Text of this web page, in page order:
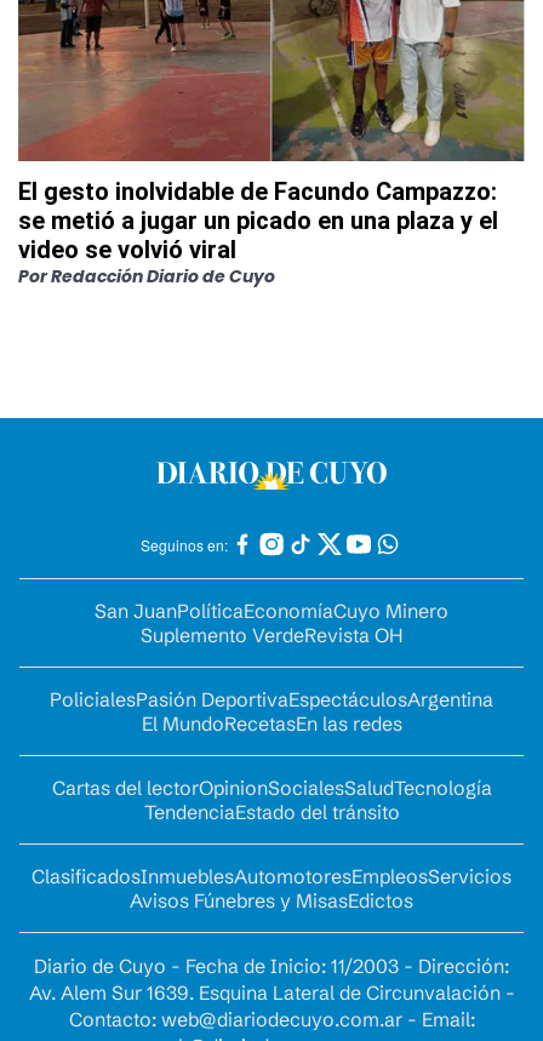
El gesto inolvidable de Facundo Campazzo:
se metió a jugar un picado en una plaza y el
video se volvió viral
PorRedacción Diario de Cuyo
Seguinos en:
San JuanPolíticaEconomíaCuyo Minero
Suplemento VerdeRevista OH
PolicialesPasión DeportivaEspectáculosArgentina
El MundoRecetasEn las redes
Cartas del lectorOpinionSocialesSaludTecnología
TendenciaEstado del tránsito
ClasificadosInmueblesAutomotoresEmpleosServicios
Avisos Fúnebres y MisasEdictos
Diario de Cuyo - Fecha de Inicio: 11/2003 - Dirección:
Av. Alem Sur 1639. Esquina Lateral de Circunvalación -
Contacto: web@diariodecuyo.com.ar- Email: